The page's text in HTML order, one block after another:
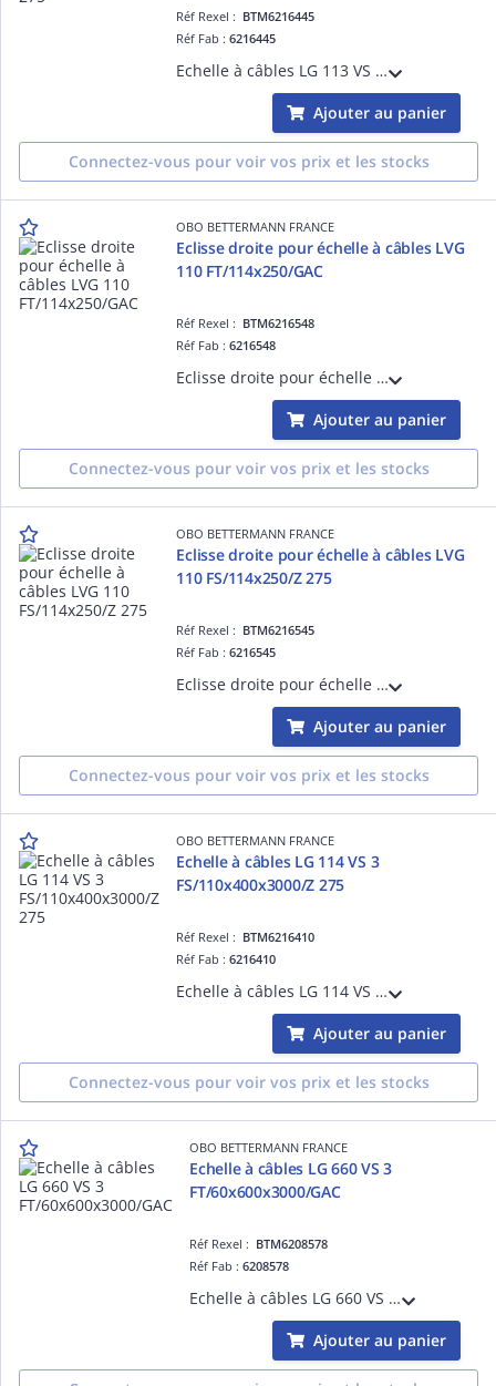
Réf Rexel : BTM6216445
Réf Fab :6216445
Echelle à câbles LG 113 VS 6 FS/110x300x6000/Z 275 Acier, St / galvanisé par bande, DIN EN 10346
Ajouter au panier
Connectez-vous pour voir vos prix et les stocks
OBO BETTERMANN FRANCE
Eclisse droite pour échelle à câbles LVG
110 FT/114x250/GAC
Réf Rexel : BTM6216548
Réf Fab :6216548
Eclisse droite pour échelle à câbles LVG 110 FT/114x250/GAC Acier, St / galvanisé à chaud par trempage, DIN EN ISO 1461
Ajouter au panier
Connectez-vous pour voir vos prix et les stocks
OBO BETTERMANN FRANCE
Eclisse droite pour échelle à câbles LVG
110 FS/114x250/Z 275
Réf Rexel : BTM6216545
Réf Fab :6216545
Eclisse droite pour échelle à câbles LVG 110 FS/114x250/Z 275 Acier, St / galvanisé par bande, DIN EN 10346
Ajouter au panier
Connectez-vous pour voir vos prix et les stocks
OBO BETTERMANN FRANCE
Echelle à câbles LG 114 VS 3
FS/110x400x3000/Z 275
Réf Rexel : BTM6216410
Réf Fab :6216410
Echelle à câbles LG 114 VS 3 FS/110x400x3000/Z 275 Acier, St / galvanisé par bande, DIN EN 10346
Ajouter au panier
Connectez-vous pour voir vos prix et les stocks
OBO BETTERMANN FRANCE
Echelle à câbles LG 660 VS 3
FT/60x600x3000/GAC
Réf Rexel : BTM6208578
Réf Fab : 6208578
Echelle à câbles LG 660 VS 3 FT/60x600x3000/GAC Acier, St / galvanisé à chaud par trempage, DIN EN ISO 1461
Ajouter au panier